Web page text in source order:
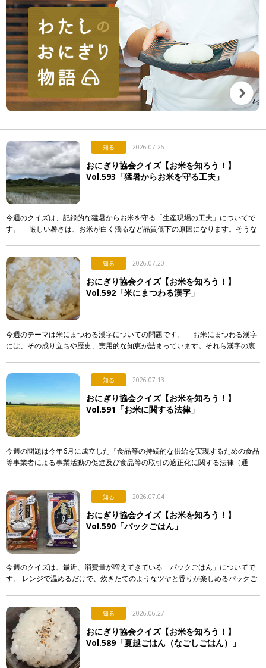
知る 2026.07.26
おにぎり協会クイズ【お米を知ろう！】
Vol.593「猛暑からお米を守る工夫」
今週のクイズは、記録的な猛暑からお米を守る「生産現場の工夫」についてで
す。 厳しい暑さは、お米が白く濁るなど品質低下の原因になります。そうな
知る 2026.07.20
おにぎり協会クイズ【お米を知ろう！】
Vol.592「米にまつわる漢字」
今週のテーマは米にまつわる漢字についての問題です。 お米にまつわる漢字
には、その成り立ちや歴史、実用的な知恵が詰まっています。それら漢字の裏
知る 2026.07.13
おにぎり協会クイズ【お米を知ろう！】
Vol.591「お米に関する法律」
今週の問題は今年6月に成立した『食品等の持続的な供給を実現するための食品
等事業者による事業活動の促進及び食品等の取引の適正化に関する法律（通
知る 2026.07.04
おにぎり協会クイズ【お米を知ろう！】
Vol.590「パックごはん」
今週のクイズは、最近、消費量が増えてきている「パックごはん」についてで
す。 レンジで温めるだけで、炊きたてのようなツヤと香りが楽しめるパックご
知る 2026.06.27
おにぎり協会クイズ【お米を知ろう！】
Vol.589「夏越ごはん（なごしごはん）」